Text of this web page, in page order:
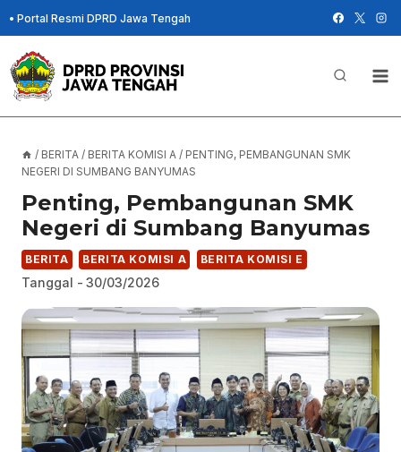
Skip
to
content
• Portal Resmi DPRD Jawa Tengah
/ BERITA / BERITA KOMISI A / PENTING, PEMBANGUNAN SMK
NEGERI DI SUMBANG BANYUMAS
Penting, Pembangunan SMK
Negeri di Sumbang Banyumas
BERITA BERITA KOMISI A BERITA KOMISI E
Tanggal - 30/03/2026